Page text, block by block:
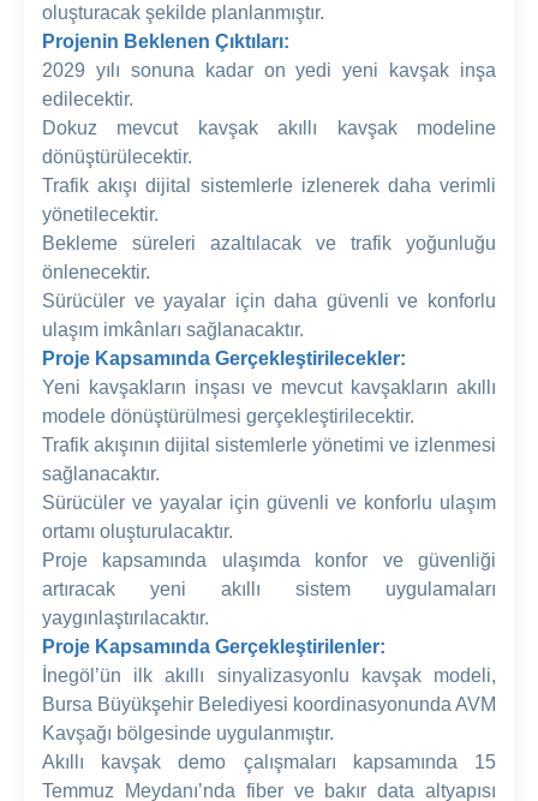
oluşturacak şekilde planlanmıştır.
Projenin Beklenen Çıktıları:
2029 yılı sonuna kadar on yedi yeni kavşak inşa
edilecektir.
Dokuz mevcut kavşak akıllı kavşak modeline
dönüştürülecektir.
Trafik akışı dijital sistemlerle izlenerek daha verimli
yönetilecektir.
Bekleme süreleri azaltılacak ve trafik yoğunluğu
önlenecektir.
Sürücüler ve yayalar için daha güvenli ve konforlu
ulaşım imkânları sağlanacaktır.
Proje Kapsamında Gerçekleştirilecekler:
Yeni kavşakların inşası ve mevcut kavşakların akıllı
modele dönüştürülmesi gerçekleştirilecektir.
Trafik akışının dijital sistemlerle yönetimi ve izlenmesi
sağlanacaktır.
Sürücüler ve yayalar için güvenli ve konforlu ulaşım
ortamı oluşturulacaktır.
Proje kapsamında ulaşımda konfor ve güvenliği
artıracak yeni akıllı sistem uygulamaları
yaygınlaştırılacaktır.
Proje Kapsamında Gerçekleştirilenler:
İnegöl’ün ilk akıllı sinyalizasyonlu kavşak modeli,
Bursa Büyükşehir Belediyesi koordinasyonunda AVM
Kavşağı bölgesinde uygulanmıştır.
Akıllı kavşak demo çalışmaları kapsamında 15
Temmuz Meydanı’nda fiber ve bakır data altyapısı